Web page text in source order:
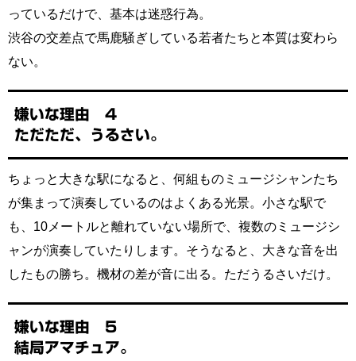
っているだけで、基本は迷惑行為。
渋谷の交差点で馬鹿騒ぎしている若者たちと本質は変わら
ない。
嫌いな理由 4
ただただ、うるさい。
ちょっと大きな駅になると、何組ものミュージシャンたち
が集まって演奏しているのはよくある光景。小さな駅で
も、10メートルと離れていない場所で、複数のミュージシ
ャンが演奏していたりします。そうなると、大きな音を出
したもの勝ち。機材の差が音に出る。ただうるさいだけ。
嫌いな理由 5
結局アマチュア。